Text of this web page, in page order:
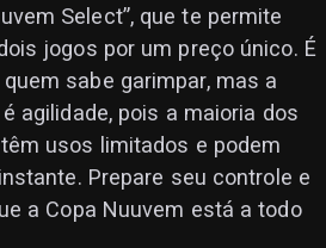
Select”, que te permite
jogos por um preço único. É
sabe garimpar, mas a
agilidade, pois a maioria dos
usos limitados e podem
Prepare seu controle e
a Copa Nuuvem está a todo